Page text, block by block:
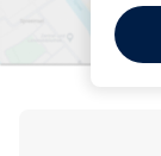
P4